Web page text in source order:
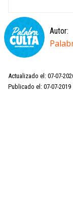
Autor:
Actualizado el: 07-07-
Publicado el: 07-07-2019